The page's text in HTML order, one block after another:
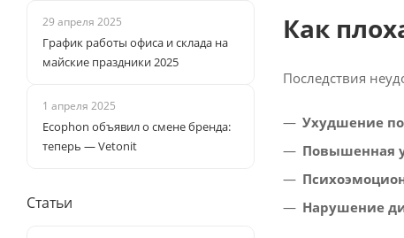
Как
Последствия
Ухудшение
Повышенная
Нарушение
29 апреля 2025
График работы офиса и склада на
майские праздники 2025
1 апреля 2025
Ecophon объявил о смене бренда:
теперь — Vetonit
Статьи